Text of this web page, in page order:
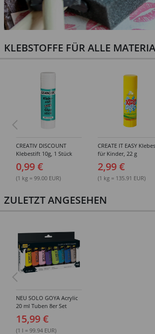
KLEBSTOFFE FÜR ALLE
CREATIV DISCOUNT
Klebestift 10g, 1 Stück
0,99 €
(1 kg = 99.00 EUR)
CREATE IT EASY
für Kinder, 22 g
2,99 €
(1 kg = 135.91 EUR)
ZULETZT ANGESEHEN
NEU SOLO GOYA Acrylic
20 ml Tuben 8er Set
Mixed Colors
15,99 €
(1 l = 99.94 EUR)